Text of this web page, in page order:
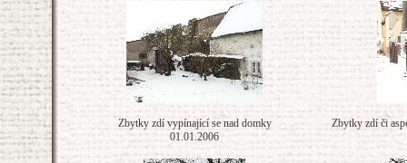
Zbytky zdí vypínající se nad domky
01.01.2006
Zbytky zdí či